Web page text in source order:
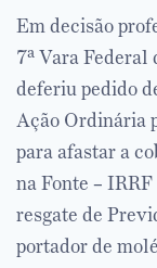
Em decisão
7ª Vara
deferiu pedido
Ação Ordinária
para afastar a
na Fonte –
resgate de
portador de